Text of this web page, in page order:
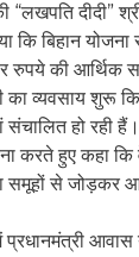
“लखपति दीदी”
कि बिहान
रुपये की आर्थिक
का व्यवसाय शुरू
संचालित हो रही
करते हुए कहा कि
समूहों से जोड़कर
प्रधानमंत्री